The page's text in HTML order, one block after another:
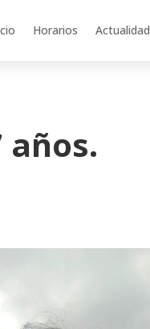
Horarios Actualidad
años.